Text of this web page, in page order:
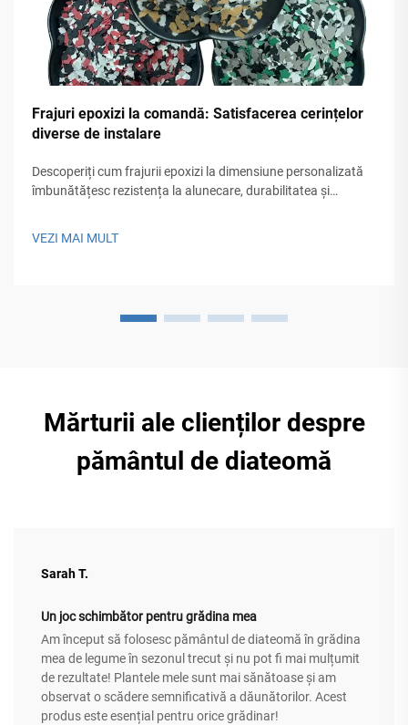
Frajuri epoxizi la comandă: Satisfacerea cerințelor
diverse de instalare
Descoperiți cum frajurii epoxizi la dimensiune personalizată
îmbunătățesc rezistența la alunecare, durabilitatea și
VEZI MAI MULT
Mărturii ale clienților despre
pământul de diateomă
Sarah T.
Un joc schimbător pentru grădina mea
Am început să folosesc pământul de diateomă în grădina
mea de legume în sezonul trecut și nu pot fi mai mulțumit
de rezultate! Plantele mele sunt mai sănătoase și am
observat o scădere semnificativă a dăunătorilor. Acest
produs este esențial pentru orice grădinar!